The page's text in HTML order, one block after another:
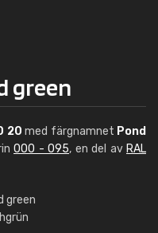
green
20 med färgnamnet Pond
000 - 095, en del av RAL
green